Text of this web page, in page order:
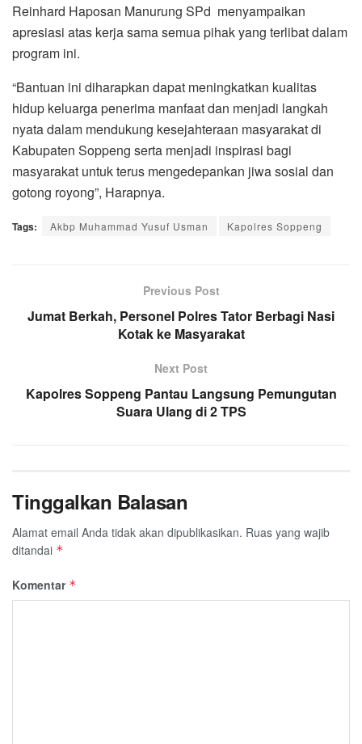
Reinhard Haposan Manurung SPd menyampaikan
apresiasi atas kerja sama semua pihak yang terlibat dalam
program ini.
“Bantuan ini diharapkan dapat meningkatkan kualitas
hidup keluarga penerima manfaat dan menjadi langkah
nyata dalam mendukung kesejahteraan masyarakat di
Kabupaten Soppeng serta menjadi inspirasi bagi
masyarakat untuk terus mengedepankan jiwa sosial dan
gotong royong”, Harapnya.
Tags: Akbp Muhammad Yusuf Usman Kapolres Soppeng
Previous Post
Jumat Berkah, Personel Polres Tator Berbagi Nasi
Kotak ke Masyarakat
Next Post
Kapolres Soppeng Pantau Langsung Pemungutan
Suara Ulang di 2 TPS
Tinggalkan Balasan
Alamat email Anda tidak akan dipublikasikan. Ruas yang wajib
ditandai *
Komentar *